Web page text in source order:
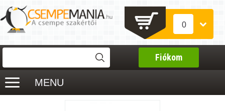
0
Fiókom
MENU